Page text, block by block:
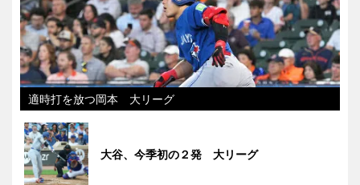
適時打を放つ岡本 大リーグ
大谷、今季初の２発 大リーグ